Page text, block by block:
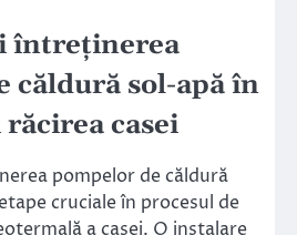
întreținerea
căldură sol-apă în
casei
pompelor de căldură
cruciale în procesul de
a casei. O instalare